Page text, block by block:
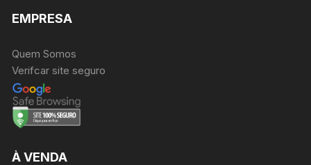
EMPRESA
Quem Somos
Verifcar site seguro
À VENDA